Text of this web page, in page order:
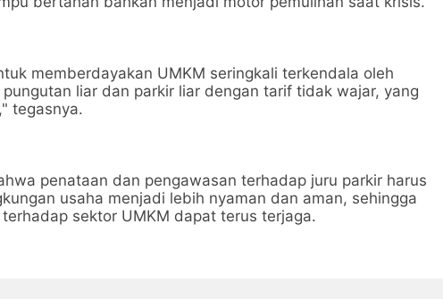
memberdayakan UMKM seringkali terkendala oleh
liar dan parkir liar dengan tarif tidak wajar, yang
tegasnya.
penataan dan pengawasan terhadap juru parkir harus
usaha menjadi lebih nyaman dan aman, sehingga
sektor UMKM dapat terus terjaga.